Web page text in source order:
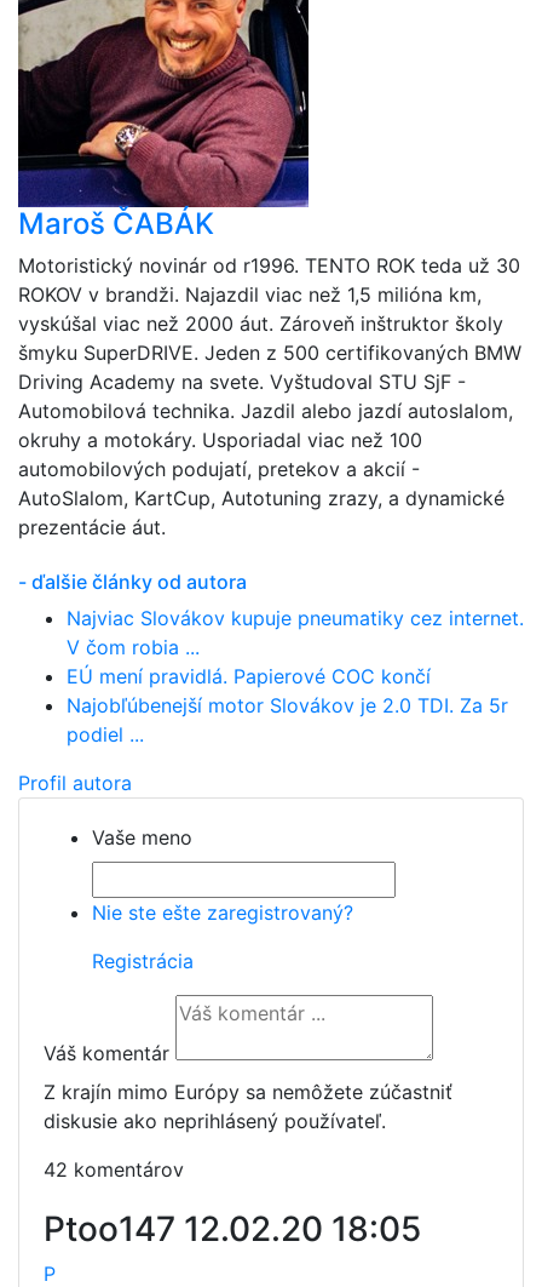
Maroš ČABÁK
Motoristický novinár od r1996. TENTO ROK teda už 30
ROKOV v brandži. Najazdil viac než 1,5 milióna km,
vyskúšal viac než 2000 áut. Zároveň inštruktor školy
šmyku SuperDRIVE. Jeden z 500 certifikovaných BMW
Driving Academy na svete. Vyštudoval STU SjF -
Automobilová technika. Jazdil alebo jazdí autoslalom,
okruhy a motokáry. Usporiadal viac než 100
automobilových podujatí, pretekov a akcií -
AutoSlalom, KartCup, Autotuning zrazy, a dynamické
prezentácie áut.
- ďalšie články od autora
Najviac Slovákov kupuje pneumatiky cez internet.
V čom robia ...
EÚ mení pravidlá. Papierové COC končí
Najobľúbenejší motor Slovákov je 2.0 TDI. Za 5r
podiel ...
Profil autora
Vaše meno
Nie ste ešte zaregistrovaný?
Registrácia
Váš komentár
Z krajín mimo Európy sa nemôžete zúčastniť
diskusie ako neprihlásený používateľ.
42 komentárov
Ptoo147 12.02.20 18:05
P